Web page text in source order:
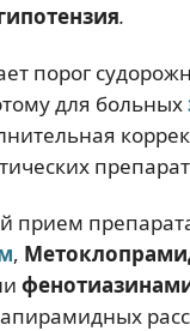
.
порог
для больных
прием
,